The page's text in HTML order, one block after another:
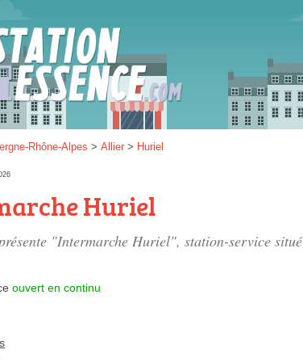
Rhône-Alpes > Allier > Huriel
Huriel
"Intermarche Huriel", station-service situé
ouvert en continu
Gazole :
Disponible
SP 98 :
SP 95 :
Disponible